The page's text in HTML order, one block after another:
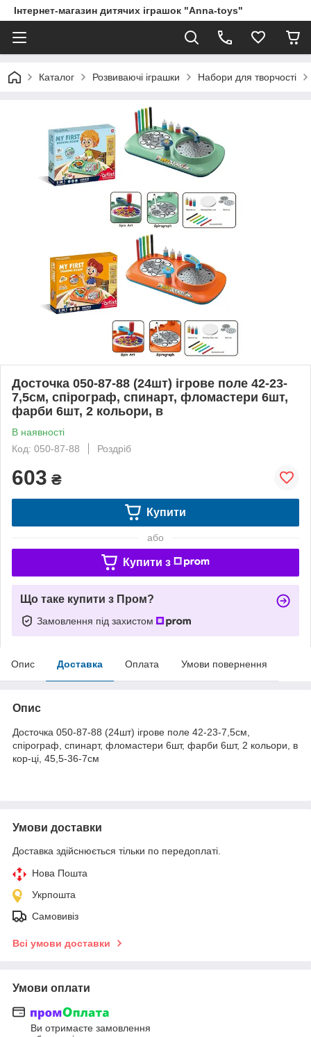
Інтернет-магазин дитячих іграшок "Anna-toys"
Каталог Розвиваючі іграшки Набори для творчості
Досточка 050-87-88 (24шт) ігрове поле 42-23-
7,5см, спірограф, спинарт, фломастери 6шт,
фарби 6шт, 2 кольори, в
В наявності
Код: 050-87-88
Роздріб
603 ₴
Купити
або
Купити з
Що таке купити з Пром?
Замовлення під захистом
Опис Доставка Оплата Умови повернення
Опис
Досточка 050-87-88 (24шт) ігрове поле 42-23-7,5см,
спірограф, спинарт, фломастери 6шт, фарби 6шт, 2 кольори, в
кор-ці, 45,5-36-7см
Умови доставки
Доставка здійснюється тільки по передоплаті.
Нова Пошта
Укрпошта
Самовивіз
Всі умови доставки
Умови оплати
Ви отримаєте замовлення